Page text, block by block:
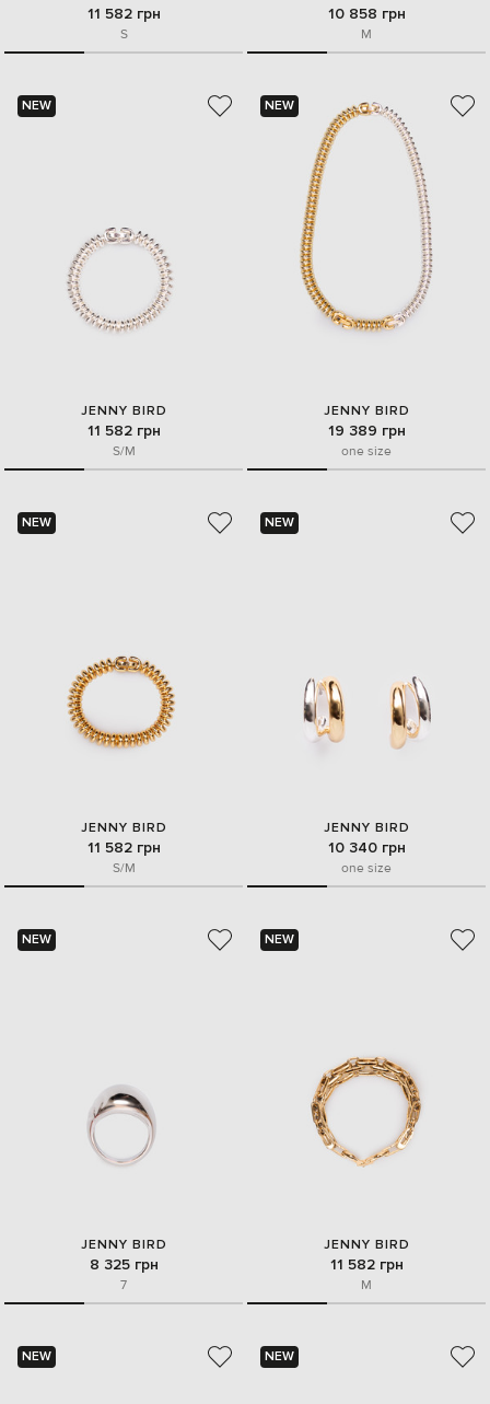
11 582 грн
S
10 858 грн
M
NEW
JENNY BIRD
11 582 грн
S/M
NEW
JENNY BIRD
19 389 грн
one size
NEW
JENNY BIRD
11 582 грн
S/M
NEW
JENNY BIRD
10 340 грн
one size
NEW
JENNY BIRD
8 325 грн
7
NEW
JENNY BIRD
11 582 грн
M
NEW NEW